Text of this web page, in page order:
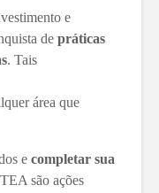
e
de práticas
. Tais
área que
e completar sua
são ações